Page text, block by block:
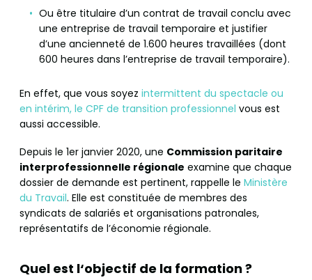
Ou être titulaire d’un contrat de travail conclu avec
une entreprise de travail temporaire et justifier
d’une ancienneté de 1.600 heures travaillées (dont
600 heures dans l’entreprise de travail temporaire).
En effet, que vous soyez intermittent du spectacle ou
en intérim, le CPF de transition professionnel vous est
aussi accessible.
Depuis le 1er janvier 2020, une Commission paritaire
interprofessionnelle régionale examine que chaque
dossier de demande est pertinent, rappelle le Ministère
du Travail. Elle est constituée de membres des
syndicats de salariés et organisations patronales,
représentatifs de l’économie régionale.
Quel est l‘objectif de la formation ?